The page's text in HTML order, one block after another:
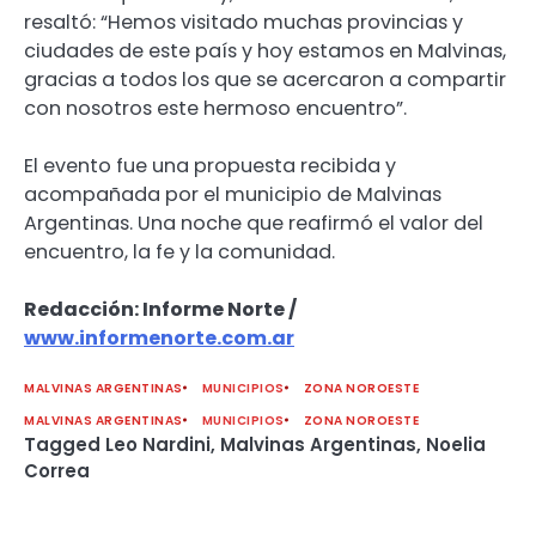
resaltó: “Hemos visitado muchas provincias y
ciudades de este país y hoy estamos en Malvinas,
gracias a todos los que se acercaron a compartir
con nosotros este hermoso encuentro”.
El evento fue una propuesta recibida y
acompañada por el municipio de Malvinas
Argentinas. Una noche que reafirmó el valor del
encuentro, la fe y la comunidad.
Redacción: Informe Norte /
www.informenorte.com.ar
MALVINAS ARGENTINAS MUNICIPIOS
ZONA NOROESTE
MALVINAS ARGENTINAS
MUNICIPIOS ZONA NOROESTE
Tagged Leo Nardini, Malvinas Argentinas, Noelia
Correa